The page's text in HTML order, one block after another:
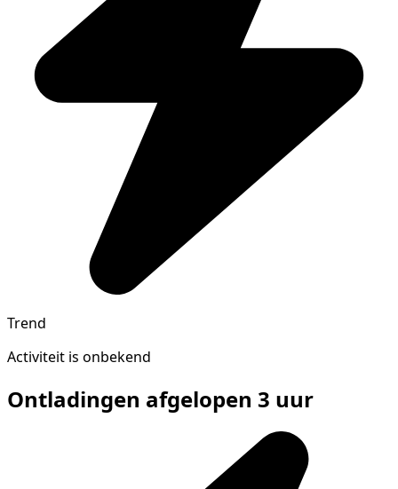
Trend
Activiteit is onbekend
Ontladingen afgelopen 3 uur